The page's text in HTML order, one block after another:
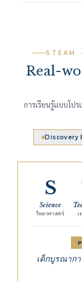
STEAM
Real-
การเรียนรู้แบบโป
Discovery
S
Science
วิทยาศาสตร์ เ
เด็กบูรณาก